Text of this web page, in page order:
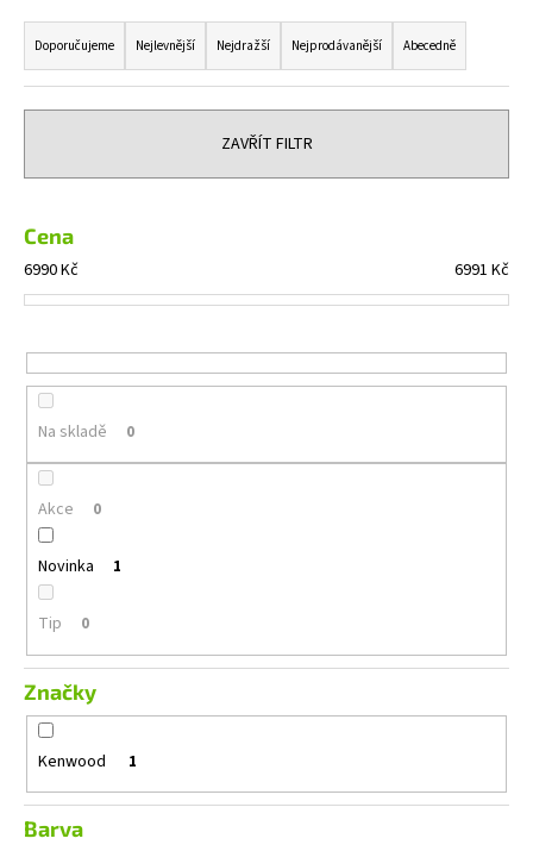
Ř
a
z
e
í
r
o
d
k
t
Doporučujeme Nejlevnější Nejdražší Nejprodávanější Abecedně
ZAVŘÍT FILTR
Cena
6990Kč 6991 Kč
Na skladě 0
Akce 0
Novinka 1
Tip 0
Značky
Kenwood 1
Barva
a
j
í
D
o
m
e
GROUND
ZERO
GZIB
3.250
SPL